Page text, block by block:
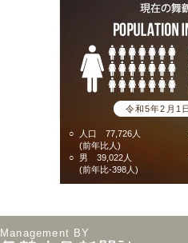
令和5年2月1
○
人口 77,726人
(前年比人)
○
男 39,022人
(前年比-398人)
Management BY